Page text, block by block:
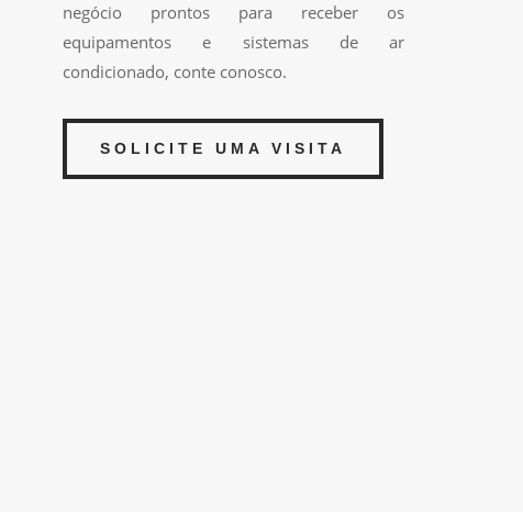
negócio prontos para receber os
equipamentos e sistemas de ar
condicionado, conte conosco.
SOLICITE UMA VISITA